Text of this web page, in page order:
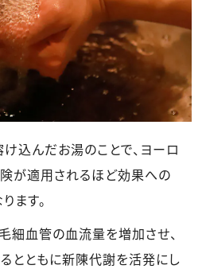
込んだお湯のことで、ヨーロ
が適用されるほど効果への
ます。
細血管の血流量を増加させ、
とともに新陳代謝を活発にし